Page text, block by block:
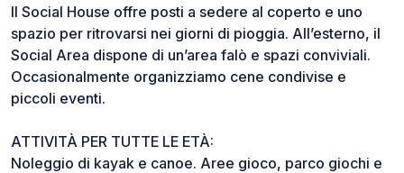
Il Social House offre posti a sedere al coperto e uno
spazio per ritrovarsi nei giorni di pioggia. All’esterno, il
Social Area dispone di un’area falò e spazi conviviali.
Occasionalmente organizziamo cene condivise e
piccoli eventi.
ATTIVITÀ PER TUTTE LE ETÀ:
Noleggio di kayak e canoe. Aree gioco, parco giochi e